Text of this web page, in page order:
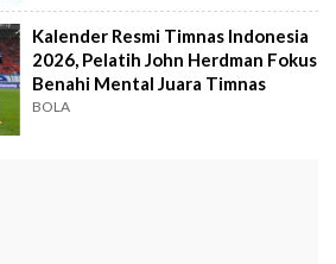
Kalender Resmi Timnas Indonesia
2026, Pelatih John Herdman Fokus
Benahi Mental Juara Timnas
BOLA